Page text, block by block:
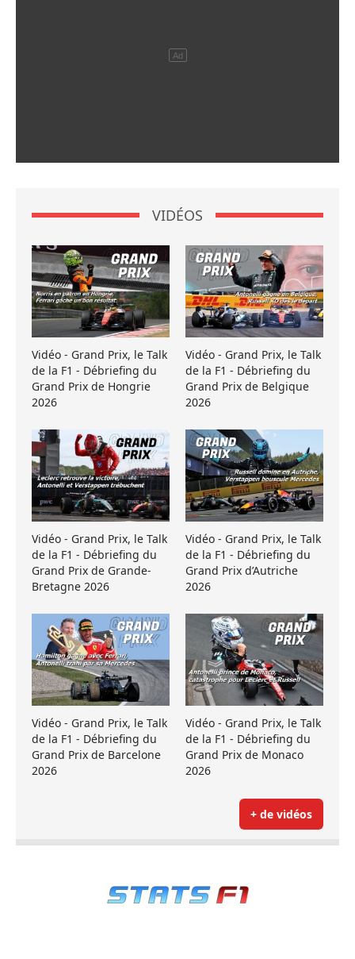
VIDÉOS
Vidéo - Grand Prix, le Talk
de la F1 - Débriefing du
Grand Prix de Hongrie
2026
Vidéo - Grand Prix, le Talk
de la F1 - Débriefing du
Grand Prix de Belgique
2026
Vidéo - Grand Prix, le Talk
de la F1 - Débriefing du
Grand Prix de Grande-
Bretagne 2026
Vidéo - Grand Prix, le Talk
de la F1 - Débriefing du
Grand Prix d’Autriche
2026
Vidéo - Grand Prix, le Talk
de la F1 - Débriefing du
Grand Prix de Barcelone
2026
Vidéo - Grand Prix, le Talk
de la F1 - Débriefing du
Grand Prix de Monaco
2026
+ de vidéos